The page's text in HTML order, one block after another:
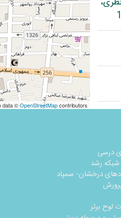
data ©OpenStreetMapcontributors
درسی
رشد
درخشان- سمپاد
لوح برتر